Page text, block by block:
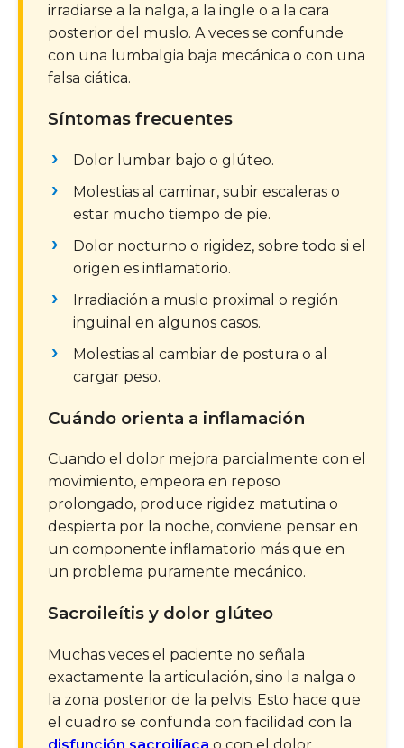
irradiarse a la nalga, a la ingle o a la cara
posterior del muslo. A veces se confunde
con una lumbalgia baja mecánica o con una
falsa ciática.
Síntomas frecuentes
Dolor lumbar bajo o glúteo.
Molestias al caminar, subir escaleras o
estar mucho tiempo de pie.
Dolor nocturno o rigidez, sobre todo si el
origen es inflamatorio.
Irradiación a muslo proximal o región
inguinal en algunos casos.
Molestias al cambiar de postura o al
cargar peso.
Cuándo orienta a inflamación
Cuando el dolor mejora parcialmente con el
movimiento, empeora en reposo
prolongado, produce rigidez matutina o
despierta por la noche, conviene pensar en
un componente inflamatorio más que en
un problema puramente mecánico.
Sacroileítis y dolor glúteo
Muchas veces el paciente no señala
exactamente la articulación, sino la nalga o
la zona posterior de la pelvis. Esto hace que
el cuadro se confunda con facilidad con la